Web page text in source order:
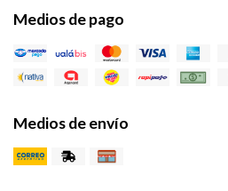
Medios de pago
Medios de envío